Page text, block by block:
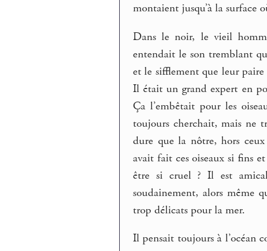
montaient jusqu’à la surface
Dans le noir, le vieil
entendait le son tremblant
et le sifflement que leur paire
Il était un grand expert en
Ça l’embêtait pour les
toujours cherchait, mais ne
dure que la nôtre, hors
avait fait ces oiseaux si fins
être si cruel ? Il est
soudainement, alors même
trop délicats pour la mer.
Il pensait toujours à l’océan